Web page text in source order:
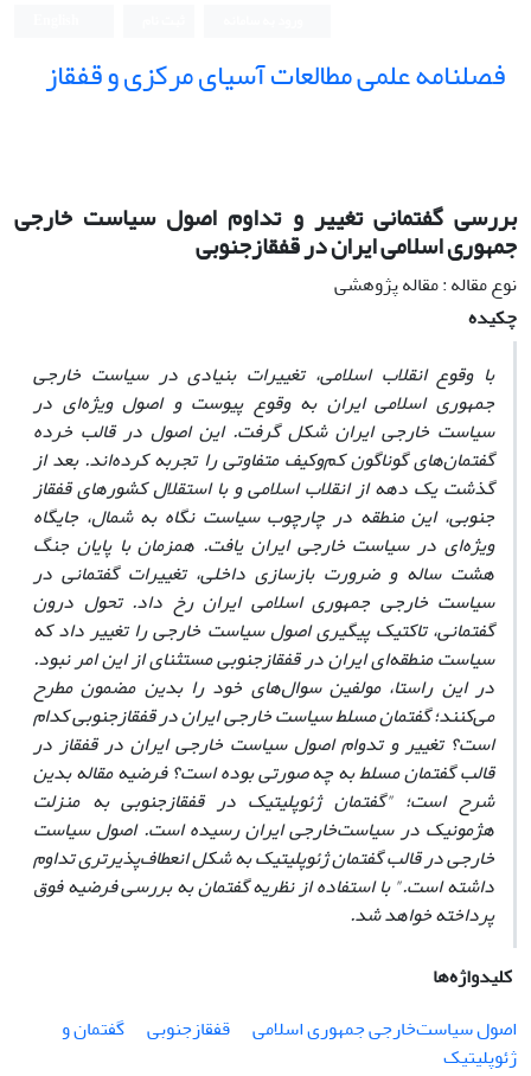
فصلنامه علمی مطالعات آسیای مرکزی و قفقاز
بررسی گفتمانی تغییر و تداوم اصول سیاست خارجی
جمهوری اسلامی ایران در قفقازجنوبی
نوع مقاله : مقاله پژوهشی
چکیده
با وقوع انقلاب اسلامی، تغییرات بنیادی در سیاست ‌‌خارجی
جمهوری اسلامی ایران به وقوع پیوست و اصول ویژه‌ای در
سیاست خارجی ایران شکل گرفت. این اصول در قالب خرده
گفتمان‌های گوناگون کم‌وکیف‌ متفاوتی را تجربه کرده‌اند. بعد از
گذشت یک دهه از انقلاب اسلامی و با استقلال کشورهای قفقاز
جنوبی، این منطقه در چارچوب سیاست نگاه به شمال، جایگاه
ویژه‌ای در سیاست خارجی ایران یافت. همزمان با پایان جنگ
هشت ساله و ضرورت بازسازی‌ داخلی، تغییرات گفتمانی در
سیاست ‌خارجی جمهوری اسلامی ایران رخ داد. تحول درون
گفتمانی، تاکتیک پیگیری اصول سیاست خارجی را تغییر داد که
سیاست منطقه‌ای ایران در قفقازجنوبی مستثنای از این امر نبود.
در این راستا، مولفین سوال‌های خود را بدین مضمون مطرح
می‌کنند؛ گفتمان مسلط سیاست خارجی ایران در قفقازجنوبی کدام
است؟ تغییر و تدوام اصول سیاست خارجی ایران در قفقاز در
قالب گفتمان مسلط به چه صورتی بوده است؟ فرضیه مقاله بدین
شرح است؛ "گفتمان ژئوپلیتیک در قفقازجنوبی به منزلت
هژمونیک در سیاست‌خارجی ایران رسیده است. اصول سیاست
خارجی در قالب گفتمان ژئوپلیتیک به شکل انعطاف‌پذیرتری تداوم
داشته است." با استفاده از نظریه گفتمان به بررسی فرضیه فوق
پرداخته خواهد شد.
کلیدواژه‌ها
اصول سیاست‌خارجی جمهوری اسلامی
قفقازجنوبی
گفتمان و
ژئوپلیتیک